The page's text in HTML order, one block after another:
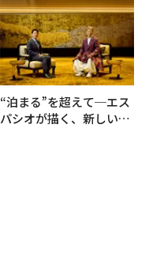
“泊まる”を超えて─エス
パシオが描く、新しい日